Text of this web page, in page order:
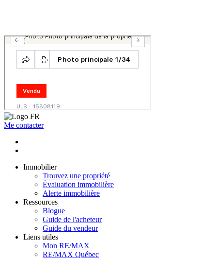
Me contacter
Immobilier
Trouvez une propriété
Évaluation immobilière
Alerte immobilière
Ressources
Blogue
Guide de l'acheteur
Guide du vendeur
Liens utiles
Mon RE/MAX
RE/MAX Québec